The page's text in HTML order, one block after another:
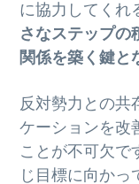
に協力してくれ
さなステップの
関係を築く鍵と
反対勢力との共
ケーションを改
ことが不可欠で
じ目標に向かっ